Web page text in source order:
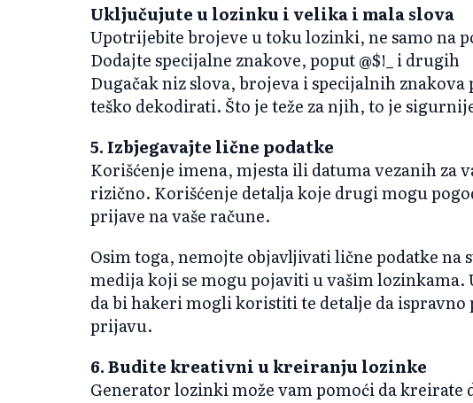
Uključujute u lozinku i velika i mala slova
Upotrijebite brojeve u toku lozinki, ne samo na
Dodajte specijalne znakove, poput @$!_ i drugih
Dugačak niz slova, brojeva i specijalnih
teško dekodirati. Što je teže za njih, to je
5. Izbjegavajte lične podatke
Korišćenje imena, mjesta ili datuma vezanih za
rizično. Korišćenje detalja koje drugi mogu
prijave na vaše račune.
Osim toga, nemojte objavljivati ​​lične podatke
medija koji se mogu pojaviti u vašim lozinkama.
da bi hakeri mogli koristiti te detalje da ispravno
prijavu.
6. Budite kreativni u kreiranju lozinke
Generator lozinki može vam pomoći da kreirate